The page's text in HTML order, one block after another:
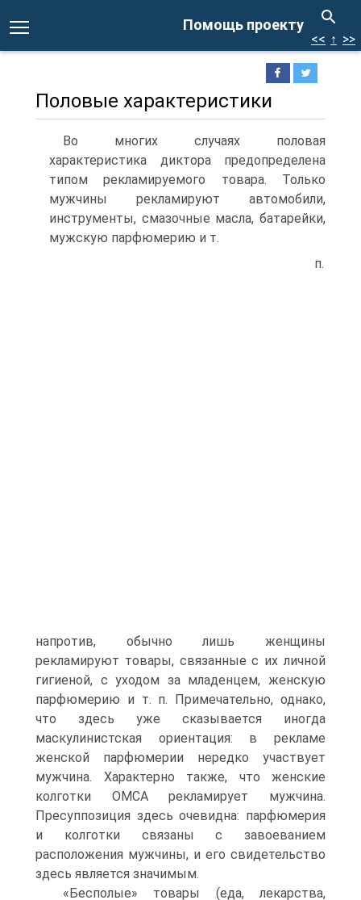
Помощь проекту
<< ↑ >>
Половые характеристики
Во многих случаях половая
характеристика диктора предопределена
типом рекламируемого товара. Только
мужчины рекламируют автомобили,
инструменты, смазочные масла, батарейки,
мужскую парфюмерию и т.
п.
напротив, обычно лишь женщины
рекламируют товары, связанные с их личной
гигиеной, с уходом за младенцем, женскую
парфюмерию и т. п. Примечательно, однако,
что здесь уже сказывается иногда
маскулинистская ориентация: в рекламе
женской парфюмерии нередко участвует
мужчина. Характерно также, что женские
колготки ОМСА рекламирует мужчина.
Пресуппозиция здесь очевидна: парфюмерия
и колготки связаны с завоеванием
расположения мужчины, и его свидетельство
здесь является значимым.
«Бесполые» товары (еда, лекарства,